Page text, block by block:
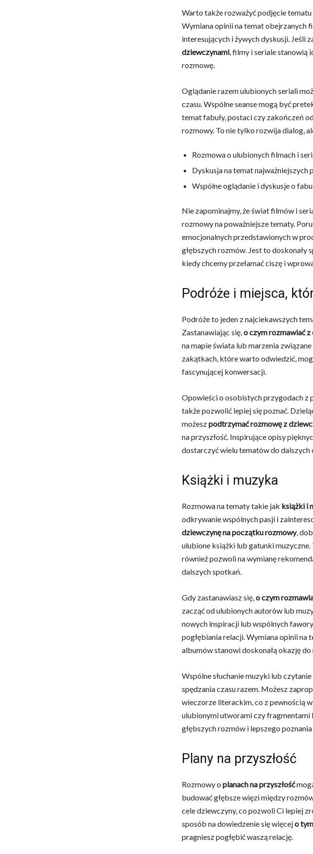
Warto także rozważyć podjęcie
Wymiana opinii na temat obejrzanych
interesujących i żywych dyskusji. Jeśli
dziewczynami, filmy i seriale stanowią
rozmowę.
Oglądanie razem ulubionych seriali
czasu. Wspólne seanse mogą być
temat fabuły, postaci czy zakończeń
rozmowy. To nie tylko rozwija dialog,
Rozmowa o ulubionych filmach i
Dyskusja na temat
Wspólne oglądanie i dyskusje o
Nie zapominajmy, że świat filmów i
rozmowy na poważniejsze tematy.
emocjonalnych przedstawionych w
głębszych rozmów. Jest to
kiedy chcemy przełamać ciszę i
Podróże i miejsca,
Podróże to jeden z najciekawszych
Zastanawiając się,o czym rozmawiać
na mapie świata lub marzenia
zakątkach, które warto odwiedzić,
fascynującej konwersacji.
Opowieści o osobistych przygodach z
także pozwolić lepiej się poznać.
możeszpodtrzymać rozmowę z
na przyszłość. Inspirujące opisy
dostarczyć wielu tematów do dalszych
Książki i muzyka
Rozmowa na tematy takie jak książki i
odkrywanie wspólnych pasji i
dziewczynę na początku rozmowy,
ulubione książki lub gatunki
również pozwoli na wymianę
dalszych spotkań.
Gdy zastanawiasz się,o czym
zacząć od ulubionych autorów lub
nowych inspiracji lub wspólnych
pogłębiania relacji. Wymiana opinii na
albumów stanowi doskonałą okazję
Wspólne słuchanie muzyki lub
spędzania czasu razem. Możesz
wieczorze literackim, co z pewnością
ulubionymi utworami czy
głębszych rozmów i lepszego poznania
Plany na przyszłość
Rozmowy o planach na przyszłość
budować głębsze więzi między
cele dziewczyny, co pozwoli Ci lepiej
sposób na dowiedzenie się więcejo
pragniesz pogłębić waszą relację.